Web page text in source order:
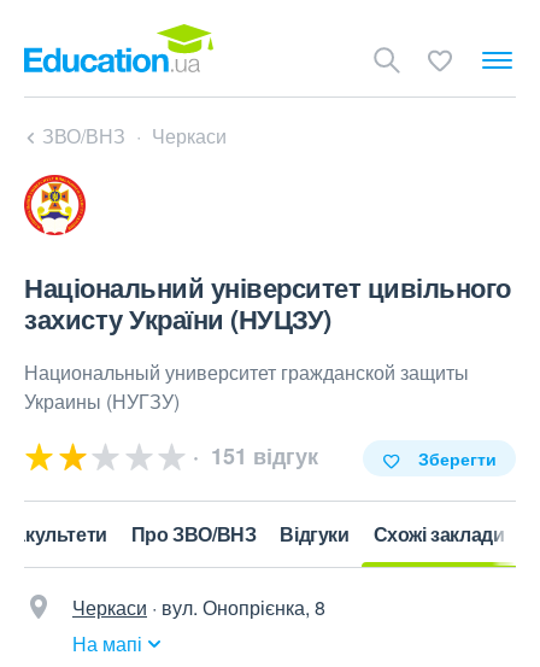
ЗВО/ВНЗ Черкаси
Національний університет цивільного
захисту України (НУЦЗУ)
Национальный университет гражданской защиты
Украины (НУГЗУ)
151 відгук Зберегти
Про ЗВО/ВНЗ Відгуки Схожі заклади
Черкаси · вул. Онопрієнка, 8
На мапі